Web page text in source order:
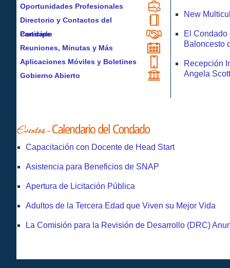
Oportunidades Profesionales
Directorio y Contactos del
Condado
Participe
Reuniones, Minutas y Más
Aplicaciones Móviles y Boletines
Gobierno Abierto
New
El Condado
Baloncesto
Recepción
Angela Scott
Capacitación con Docente de Head Start
Asistencia para Beneficios de SNAP
Apertura de Licitación Pública
Adultos de la Tercera Edad que Viven su Mejor Vida
La Comisión para la Revisión de Desarrollo (DRC)